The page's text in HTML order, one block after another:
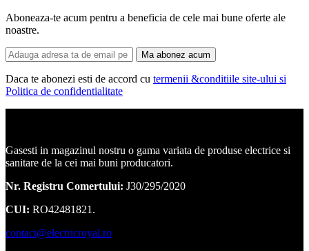
Aboneaza-te acum pentru a beneficia de cele mai bune oferte ale
noastre.
Ma abonez acum
Daca te abonezi esti de accord cu termenii &conditiile site-ului si
Politica de confidentialitate
Gasesti in magazinul nostru o gama variata de produse electrice si
sanitare de la cei mai buni producatori.
Nr. Registru Comertului: J30/295/2020
CUI: RO42481821.
contact@electricroyal.ro